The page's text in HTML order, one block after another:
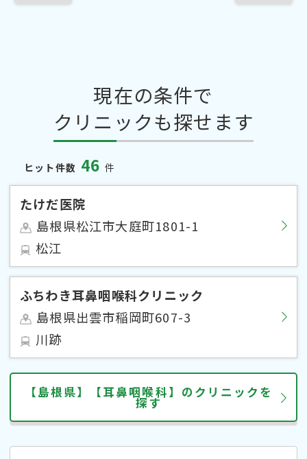
現在の条件で
クリニックも探せます
ヒット件数 46 件
たけだ医院
島根県松江市大庭町1801-1
松江
ふちわき耳鼻咽喉科クリニック
島根県出雲市稲岡町607-3
川跡
【島根県】【耳鼻咽喉科】のクリニックを
探す